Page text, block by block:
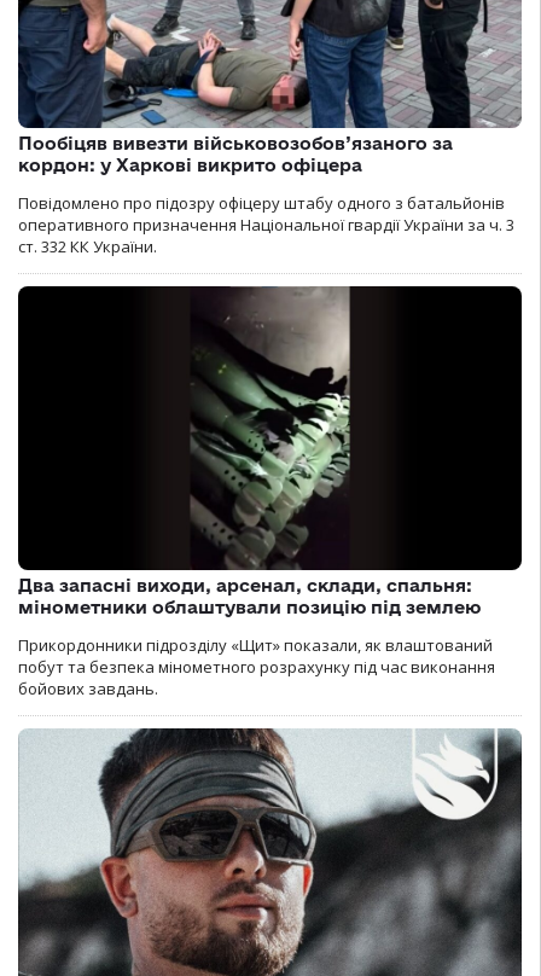
Пообіцяв вивезти військовозобов’язаного за
кордон: у Харкові викрито офіцера
Повідомлено про підозру офіцеру штабу одного з батальйонів
оперативного призначення Національної гвардії України за ч. 3
ст. 332 КК України.
Два запасні виходи, арсенал, склади, спальня:
мінометники облаштували позицію під землею
Прикордонники підрозділу «Щит» показали, як влаштований
побут та безпека мінометного розрахунку під час виконання
бойових завдань.